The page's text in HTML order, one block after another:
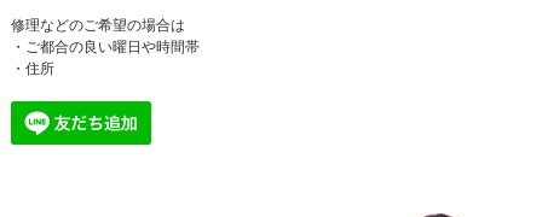
修理などのご希望の場合は
・ご都合の良い曜日や時間帯
・住所